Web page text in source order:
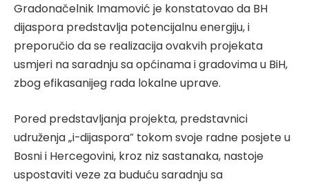
Gradonačelnik Imamović je konstatovao da BH
dijaspora predstavlja potencijalnu energiju, i
preporučio da se realizacija ovakvih projekata
usmjeri na saradnju sa općinama i gradovima u BiH,
zbog efikasanijeg rada lokalne uprave.
Pored predstavljanja projekta, predstavnici
udruženja „i-dijaspora” tokom svoje radne posjete u
Bosni i Hercegovini, kroz niz sastanaka, nastoje
uspostaviti veze za buduću saradnju sa